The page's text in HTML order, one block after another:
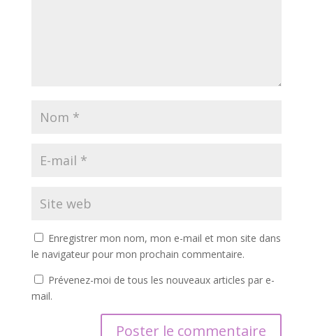
Enregistrer mon nom, mon e-mail et mon site dans
le navigateur pour mon prochain commentaire.
Prévenez-moi de tous les nouveaux articles par e-
mail.